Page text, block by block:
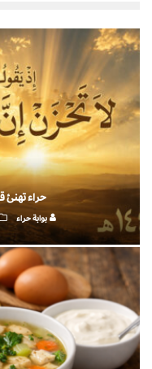
حراء تهنئ
بوابة حراء